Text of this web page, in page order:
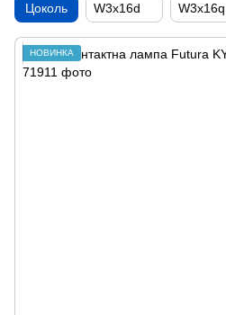
Цоколь W3x16d W3x16q
НОВИНКА